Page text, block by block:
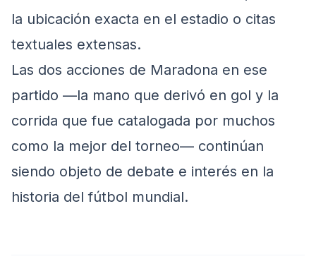
la ubicación exacta en el estadio o citas
textuales extensas.
Las dos acciones de Maradona en ese
partido —la mano que derivó en gol y la
corrida que fue catalogada por muchos
como la mejor del torneo— continúan
siendo objeto de debate e interés en la
historia del fútbol mundial.